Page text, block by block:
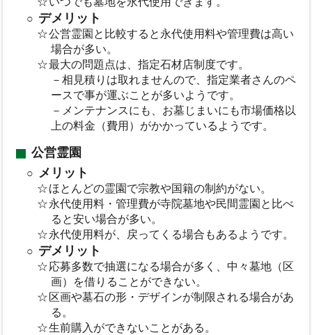
デメリット
公営霊園と比較すると永代使用料や管理費は高い
場合が多い。
最大の問題点は、指定石材店制度です。
－相見積りは取れませんので、指定業者さんのペ
ースで事が運ぶことが多いようです。
－メンテナンスにも、お墓じまいにも市場価格以
上の料金（費用）がかかっているようです。
公営霊園
メリット
ほとんどの霊園で宗教や国籍の制約がない。
永代使用料・管理費が寺院墓地や民間霊園と比べ
ると安い場合が多い。
永代使用料が、戻ってくる場合もあるようです。
デメリット
応募多数で抽選になる場合が多く、中々墓地（区
画）を借りることができない。
区画や墓石の形・デザインが制限される場合があ
る。
生前購入ができないことがある。